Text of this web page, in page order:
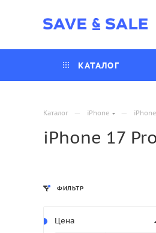
КАТАЛОГ
Каталог — iPhone —
iPhone 17
ФИЛЬТР
Цена